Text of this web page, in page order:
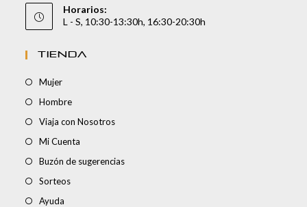
Horarios:
L - S, 10:30-13:30h, 16:30-20:30h
TIENDA
Mujer
Hombre
Viaja con Nosotros
Mi Cuenta
Buzón de sugerencias
Sorteos
Ayuda